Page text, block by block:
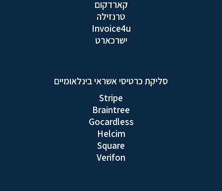
קארדקום
טרנזילה
Invoice4u
ישרכארט
סליקת כרטיסי אשראי בינלאומיים
Stripe
Braintree
Gocardless
Helcim
Square
Verifon